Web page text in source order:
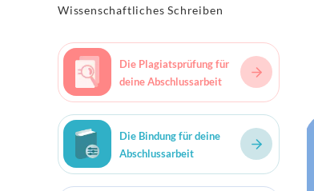
Wissenschaftliches Schreiben
Die Plagiatsprüfung für
deine Abschlussarbeit
Die Bindung für deine
Abschlussarbeit